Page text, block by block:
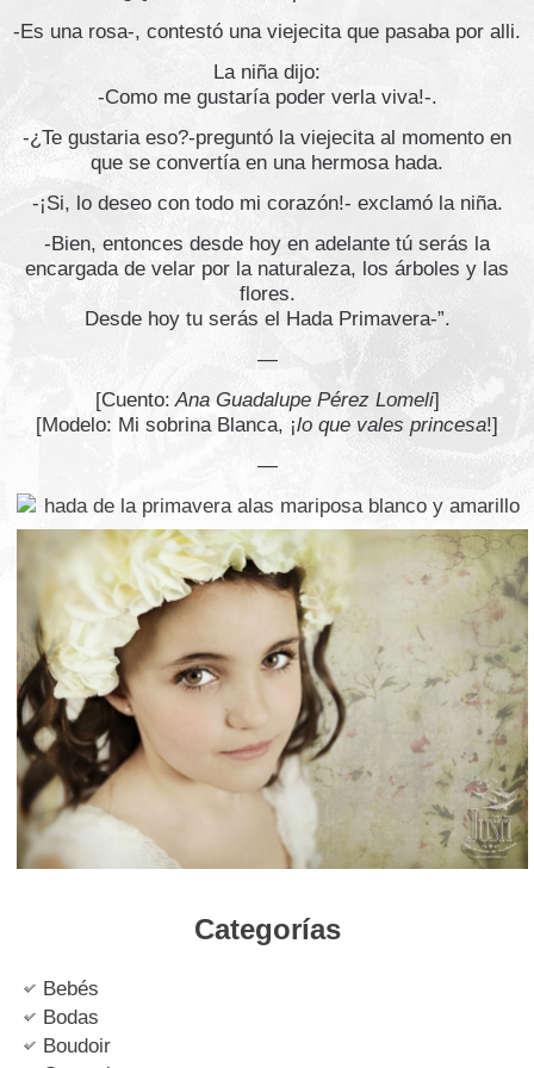
-Es una rosa-, contestó una viejecita que pasaba por alli.
La niña dijo:
-Como me gustaría poder verla viva!-.
-¿Te gustaria eso?-preguntó la viejecita al momento en
que se convertía en una hermosa hada.
-¡Si, lo deseo con todo mi corazón!- exclamó la niña.
-Bien, entonces desde hoy en adelante tú serás la
encargada de velar por la naturaleza, los árboles y las
flores.
Desde hoy tu serás el Hada Primavera-”.
—
[Cuento: Ana Guadalupe Pérez Lomeli]
[Modelo: Mi sobrina Blanca, ¡lo que vales princesa!]
—
Categorías
Bebés
Bodas
Boudoir